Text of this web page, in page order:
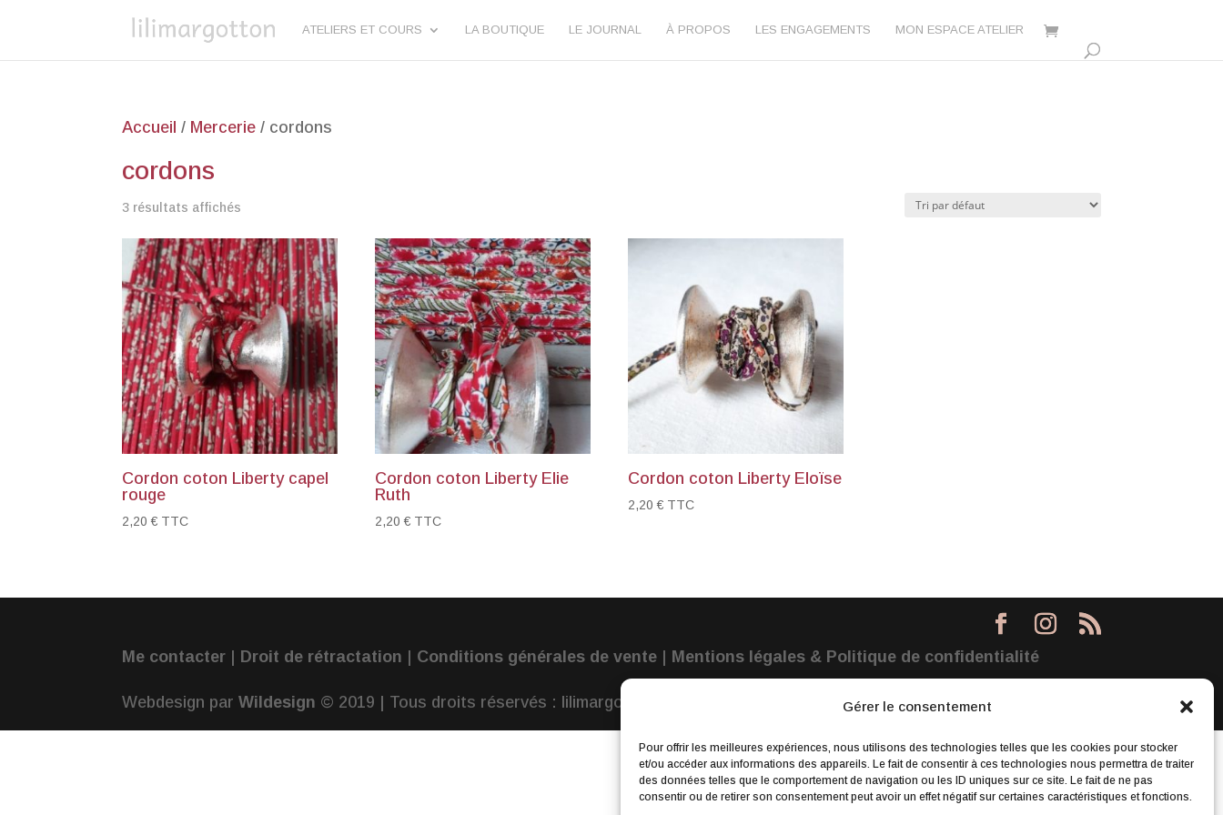
Gérer le consentement
Pour offrir les meilleures expériences, nous utilisons des technologies telles que les cookies pour stocker
et/ou accéder aux informations des appareils. Le fait de consentir à ces technologies nous permettra de traiter
des données telles que le comportement de navigation ou les ID uniques sur ce site. Le fait de ne pas
consentir ou de retirer son consentement peut avoir un effet négatif sur certaines caractéristiques et fonctions.
ATELIERS ET COURS LA BOUTIQUE LE JOURNAL À PROPOS LES ENGAGEMENTS MON ESPACE ATELIER
Accueil / Mercerie / cordons
cordons
3 résultats affichés
Cordon coton Liberty capel
rouge
2,20€ TTC
Cordon coton Liberty Elie
Ruth
2,20€ TTC
Cordon coton Liberty Eloïse
2,20€ TTC
Me contacter | Droit de rétractation | Conditions générales de vente | Mentions légales & Politique de confidentialité
Webdesign parWildesign © 2019 | Tous droits réservés : lilimargotton – Annie Launay